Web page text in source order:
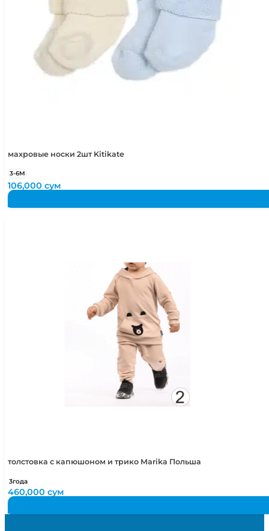
махровые носки 2шт Kitikate
3-6М
106,000сум
толстовка с капюшоном и трико Marika Польша
3года
460,000сум